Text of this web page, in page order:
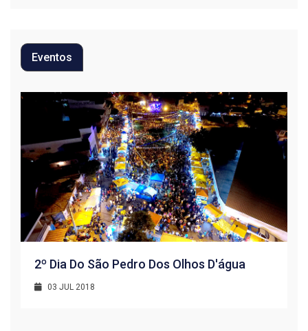
Eventos
2º Dia Do São Pedro Dos Olhos D'água
03 JUL 2018